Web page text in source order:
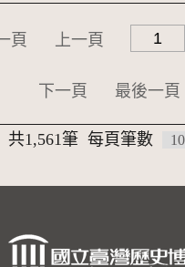
頁 上一頁
下一頁 最後一頁
共1,561筆 每頁筆數